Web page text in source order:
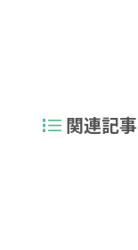
関連記事